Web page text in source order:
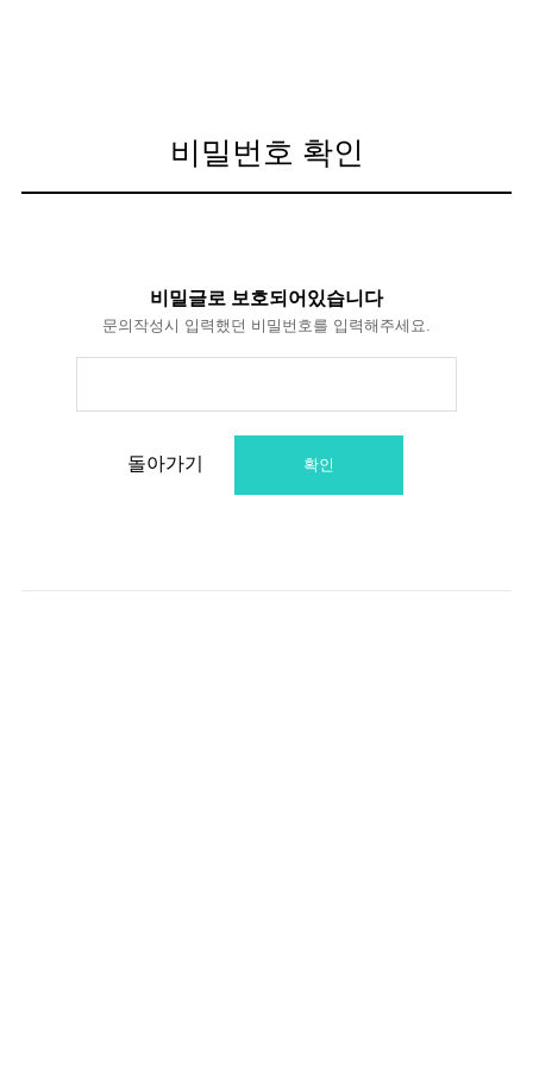
비밀번호 확인
비밀글로 보호되어있습니다
문의작성시 입력했던 비밀번호를 입력해주세요.
돌아가기